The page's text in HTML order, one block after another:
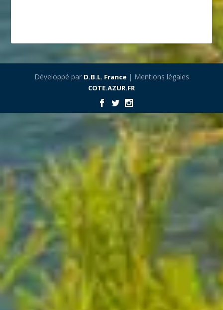
Développé par D.B.L. France| Mentions légales
COTE.AZUR.FR